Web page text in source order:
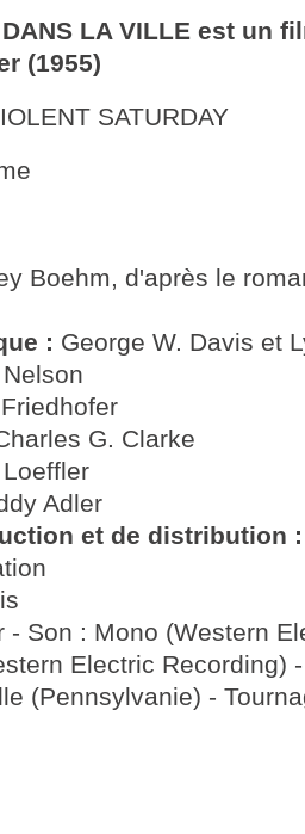
DANS LA VILLE est un
(1955)
SATURDAY
Boehm, d'après le
: George W. Davis et
G. Clarke
Adler
et de distribution
- Son : Mono (Western
Electric Recording)
(Pennsylvanie) -